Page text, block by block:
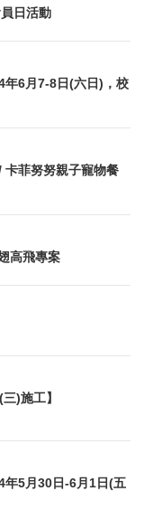
日活動
6月7-8日(六日)，校
卡菲努努親子寵物餐
高飛專案
)施工】
5月30日-6月1日(五